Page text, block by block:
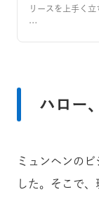
リースを上手く
…
ハロー
ミュンヘンの
した。そこで